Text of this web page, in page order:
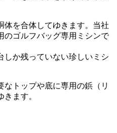
体を合体してゆきます。当社
のゴルフバッグ専用ミシンで
しか残っていない珍しいミシ
なトップや底に専用の鋲（リ
ます。